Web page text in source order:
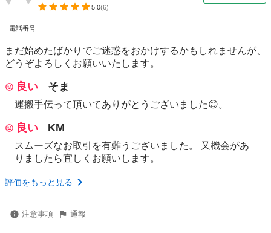
5.0(6)
電話番号
まだ始めたばかりでご迷惑をおかけするかもしれませんが、
どうぞよろしくお願いいたします。
良い そま
運搬手伝って頂いてありがとうございました😊。
良い KM
スムーズなお取引を有難うございました。 又機会があ
りましたら宜しくお願いします。
評価をもっと見る
注意事項 通報